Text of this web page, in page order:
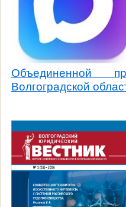
Объединенной
Волгоградской